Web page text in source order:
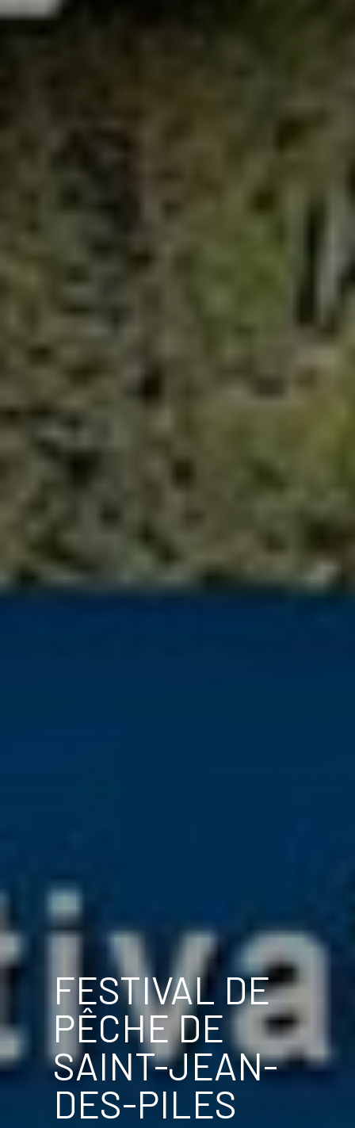
FESTIVAL DE
PÊCHE DE
SAINT-JEAN-
DES-PILES